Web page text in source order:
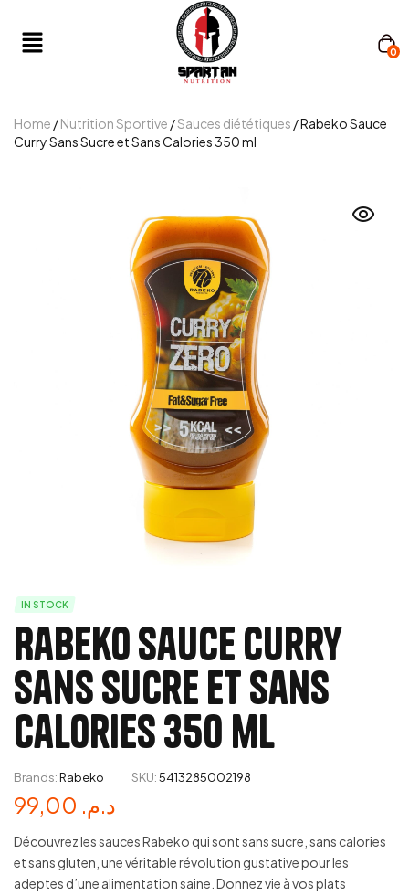
0
Home /Nutrition Sportive /Sauces diététiques / Rabeko Sauce
Curry Sans Sucre et Sans Calories 350 ml
IN STOCK
Rabeko Sauce Curry
Sans Sucre et Sans
Calories 350 ml
Brands:Rabeko SKU:5413285002198
د.م.
Découvrez les sauces Rabeko qui sont sans sucre, sans calories
et sans gluten, une véritable révolution gustative pour les
adeptes d’une alimentation saine. Donnez vie à vos plats